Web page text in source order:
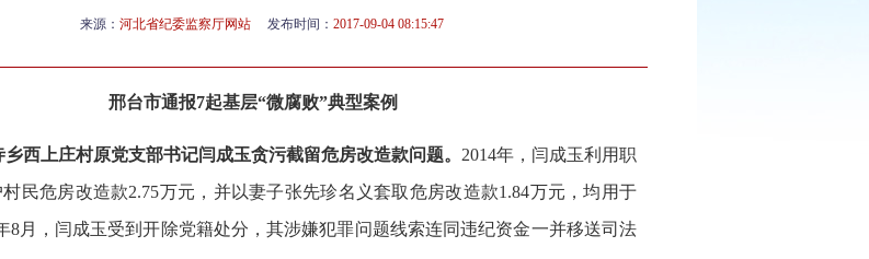
来源： 河北省纪委监察厅网站 发布时间： 2017-09-04 08:15:47
邢台市通报7起基层“微腐败”典型案例
乡西上庄村原党支部书记闫成玉贪污截留危房改造款问题。 2014年，闫成玉利用职
民危房改造款2.75万元，并以妻子张先珍名义套取危房改造款1.84万元，均用于
8月，闫成玉受到开除党籍处分，其涉嫌犯罪问题线索连同违纪资金一并移送司法